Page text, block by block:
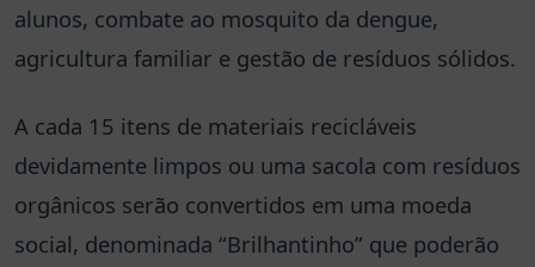
alunos, combate ao mosquito da dengue,
agricultura familiar e gestão de resíduos sólidos.
A cada 15 itens de materiais recicláveis
devidamente limpos ou uma sacola com resíduos
orgânicos serão convertidos em uma moeda
social, denominada “Brilhantinho” que poderão